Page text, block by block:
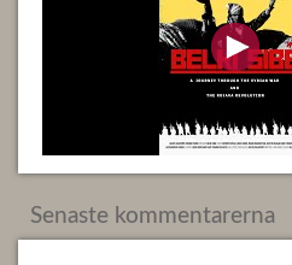
Senaste kommentarerna